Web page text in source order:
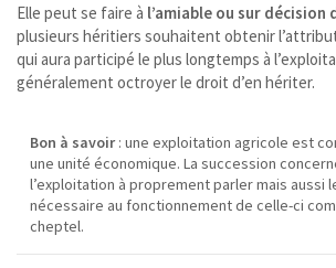
Elle peut se faire à l’amiable ou sur décision
plusieurs héritiers souhaitent obtenir
qui aura participé le plus longtemps à
généralement octroyer le droit d’en hériter.
Bon à savoir: une exploitation agricole est
une unité économique. La succession
l’exploitation à proprement parler mais aussi
nécessaire au fonctionnement de celle-ci
cheptel.